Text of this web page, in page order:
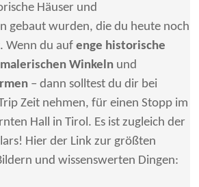
Häuser und
gebaut wurden, die du heute noch
Wenn du aufenge historische
malerischen Winkeln und
– dann solltest du dir bei
Zeit nehmen, für einen Stopp im
Hall in Tirol. Es ist zugleich der
Hier der Link zur größten
und wissenswerten Dingen: